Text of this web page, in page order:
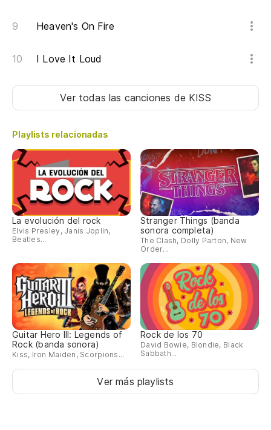
Heaven's On Fire
I Love It Loud
Ver todas las canciones de KISS
Playlists relacionadas
La evolución del rock
Elvis Presley, Janis Joplin,
Beatles...
Stranger Things (banda
sonora completa)
The Clash, Dolly Parton, New
Order...
Guitar Hero III: Legends of
Rock (banda sonora)
Kiss, Iron Maiden, Scorpions...
Rock de los 70
David Bowie, Blondie, Black
Sabbath...
Ver más playlists